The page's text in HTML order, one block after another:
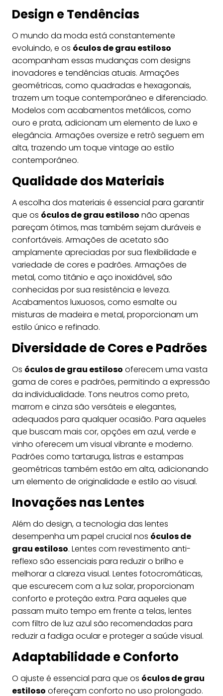
Design e Tendências
O mundo da moda está constantemente
evoluindo, e os óculos de grau estiloso
acompanham essas mudanças com designs
inovadores e tendências atuais. Armações
geométricas, como quadradas e hexagonais,
trazem um toque contemporâneo e diferenciado.
Modelos com acabamentos metálicos, como
ouro e prata, adicionam um elemento de luxo e
elegância. Armações oversize e retrô seguem em
alta, trazendo um toque vintage ao estilo
contemporâneo.
Qualidade dos Materiais
A escolha dos materiais é essencial para garantir
que os óculos de grau estiloso não apenas
pareçam ótimos, mas também sejam duráveis e
confortáveis. Armações de acetato são
amplamente apreciadas por sua flexibilidade e
variedade de cores e padrões. Armações de
metal, como titânio e aço inoxidável, são
conhecidas por sua resistência e leveza.
Acabamentos luxuosos, como esmalte ou
misturas de madeira e metal, proporcionam um
estilo único e refinado.
Diversidade de Cores e Padrões
Os óculos de grau estiloso oferecem uma vasta
gama de cores e padrões, permitindo a expressão
da individualidade. Tons neutros como preto,
marrom e cinza são versáteis e elegantes,
adequados para qualquer ocasião. Para aqueles
que buscam mais cor, opções em azul, verde e
vinho oferecem um visual vibrante e moderno.
Padrões como tartaruga, listras e estampas
geométricas também estão em alta, adicionando
um elemento de originalidade e estilo ao visual.
Inovações nas Lentes
Além do design, a tecnologia das lentes
desempenha um papel crucial nos óculos de
grau estiloso. Lentes com revestimento anti-
reflexo são essenciais para reduzir o brilho e
melhorar a clareza visual. Lentes fotocromáticas,
que escurecem com a luz solar, proporcionam
conforto e proteção extra. Para aqueles que
passam muito tempo em frente a telas, lentes
com filtro de luz azul são recomendadas para
reduzir a fadiga ocular e proteger a saúde visual.
Adaptabilidade e Conforto
O ajuste é essencial para que os óculos de grau
estiloso ofereçam conforto no uso prolongado.